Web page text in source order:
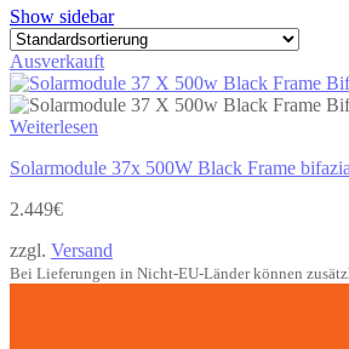
Show sidebar
Ausverkauft
Weiterlesen
Solarmodule 37x 500W Black Frame
2.449€
zzgl. Versand
Bei Lieferungen in Nicht-EU-Länder können